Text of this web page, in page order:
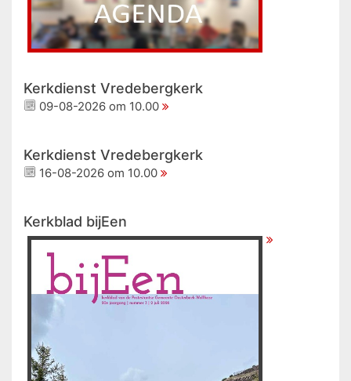
Kerkdienst Vredebergkerk
09-08-2026 om 10.00
Kerkdienst Vredebergkerk
16-08-2026 om 10.00
Kerkblad bijEen